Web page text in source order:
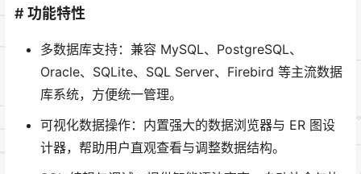
# 功能特性
多数据库支持：兼容 MySQL、PostgreSQL、
Oracle、SQLite、SQL Server、Firebird 等主流数据
库系统，方便统一管理。
可视化数据操作：内置强大的数据浏览器与 ER 图设
计器，帮助用户直观查看与调整数据结构。